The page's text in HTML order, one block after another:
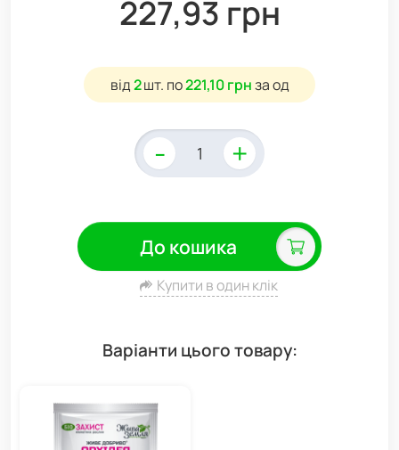
227,93 грн
від2шт. по221,10 грнза од
- +
До кошика
Купити в один клік
Варіанти цього товару: